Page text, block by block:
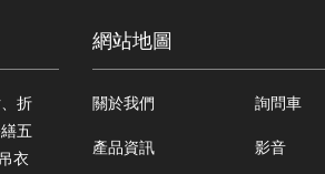
折
五
衣
網站地圖
關於我們
產品資訊
詢問車
影音